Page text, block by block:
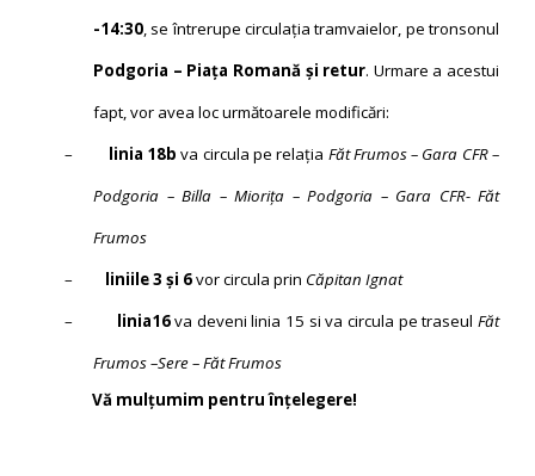
-14:30, se întrerupe circulaţia tramvaielor, pe tronsonul
Podgoria – Piaţa Romană şi retur. Urmare a acestui
fapt, vor avea loc următoarele modificări:
–
linia 18b va circula pe relaţia Făt Frumos – Gara CFR –
Podgoria – Billa – Mioriţa – Podgoria – Gara CFR- Făt
Frumos
–
liniile 3 şi 6vor circula prin Căpitan Ignat
–
linia16va deveni linia 15 si va circula pe traseulFăt
Frumos –Sere – Făt Frumos
Vă mulţumim pentru înţelegere!